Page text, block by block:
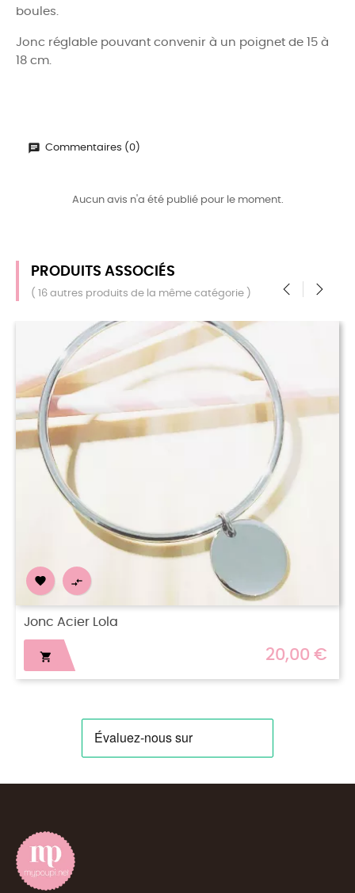
boules.
Jonc réglable pouvant convenir à un poignet de 15 à
18 cm.
Commentaires (0)
Aucun avis n'a été publié pour le moment.
PRODUITS ASSOCIÉS
( 16 autres produits de la même catégorie )
20,00 €